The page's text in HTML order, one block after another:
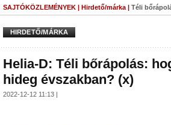
SAJTÓKÖZLEMÉNYEK | Hirdető/márka | Téli
HIRDETŐ/MÁRKA
Helia-D: Téli bőrápolás:
hideg évszakban? (x)
2022-12-12 11:13 |